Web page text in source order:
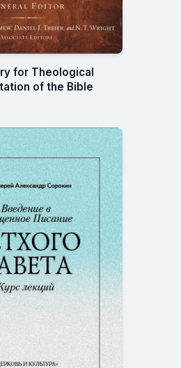
for Theological
of the Bible